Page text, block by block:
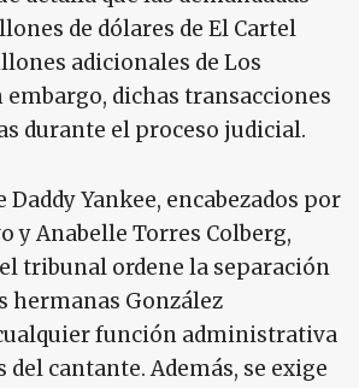
de dólares de El Cartel
adicionales de Los
embargo, dichas transacciones
durante el proceso judicial.
Daddy Yankee, encabezados por
y Anabelle Torres Colberg,
tribunal ordene la separación
hermanas González
función administrativa
del cantante. Además, se exige